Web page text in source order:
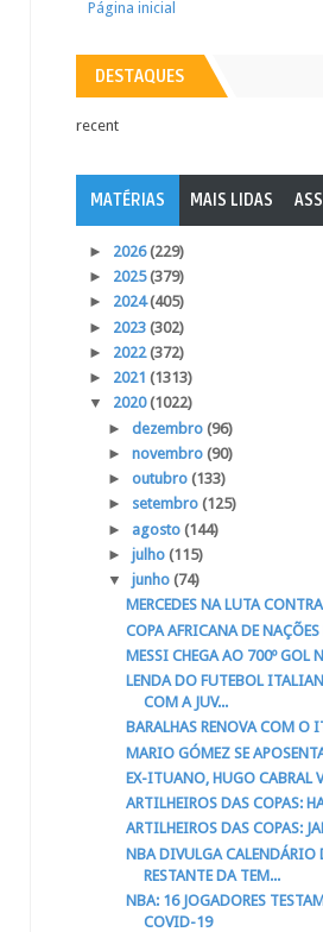
Página inicial
DESTAQUES
recent
MATÉRIAS MAIS LIDAS
► 2026(229)
► 2025(379)
► 2024(405)
► 2023 (302)
► 2022(372)
► 2021 (1313)
▼ 2020(1022)
► dezembro (96)
► novembro (90)
► outubro (133)
► setembro (125)
► agosto (144)
► julho (115)
▼ junho (74)
MERCEDES NA LUTA
COPA AFRICANA DE
MESSI CHEGA AO 700º GOL
LENDA DO FUTEBOL
COM A JUV...
BARALHAS RENOVA COM O
MARIO GÓMEZ SE
EX-ITUANO, HUGO CABRAL
ARTILHEIROS DAS COPAS:
ARTILHEIROS DAS COPAS:
NBA DIVULGA CALENDÁRIO
RESTANTE DA TEM...
NBA: 16 JOGADORES
COVID-19